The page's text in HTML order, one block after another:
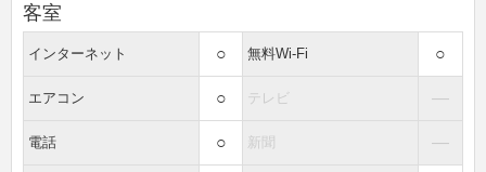
客室
インターネット ○ 無料Wi-Fi ○
エアコン ○ テレビ ―
電話 ○ 新聞 ―